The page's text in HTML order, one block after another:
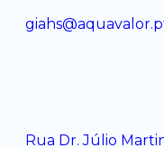
Rua Dr. Júlio